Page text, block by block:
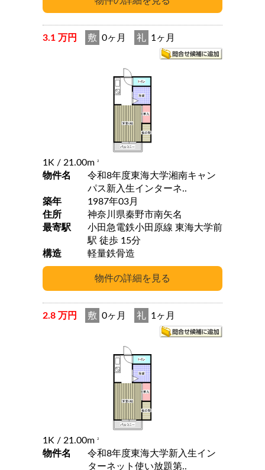
3.1 万円 敷 0ヶ月 礼 1ヶ月
1K / 21.00m 2
物件名
令和8年度東海大学湘南キャン
パス新入生インターネ..
築年
1987年03月
住所
神奈川県秦野市南矢名
最寄駅
小田急電鉄小田原線 東海大学前
駅 徒歩 15分
構造
軽量鉄骨造
2.8 万円 敷 0ヶ月 礼 1ヶ月
1K / 21.00m 2
物件名
令和8年度東海大学新入生イン
ターネット使い放題第..